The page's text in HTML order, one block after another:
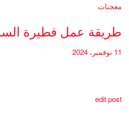
معجنات
طريقة عمل فطيرة
11 نوفمبر، 2024
edit post